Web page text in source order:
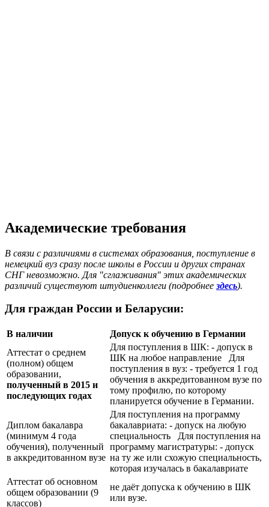
Академические требования
В связи с различиями в системах образования, поступление в
немецкий вуз сразу после школы в России и других странах
СНГ невозможно. Для "сглаживания" этих академических
различий существуют штудиенколлеги (подробнее здесь).
Для граждан России и Беларусии:
В наличии
Допуск к обучению в Германии
Аттестат о среднем
(полном) общем
образовании,
полученный в 2015 и
последующих годах
Для поступления в ШК: - допуск в
ШК на любое направление Для
поступления в вуз: - требуется 1 год
обучения в аккредитованном вузе по
тому профилю, по которому
планируется обучение в Германии.
Диплом бакалавра
(минимум 4 года
обучения), полученный
в аккредитованном вузе
Для поступления на программу
бакалавриата: - допуск на любую
специальность Для поступления на
программу магистратуры: - допуск
на ту же или схожую специальность,
которая изучалась в бакалавриате
Аттестат об основном
общем образовании (9
классов)
не даёт допуска к обучению в ШК
или вузе.